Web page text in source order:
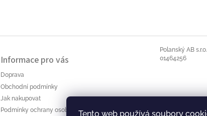
Tento web používá soubory
Informace pro vás
Doprava
Obchodní podmínky
Jak nakupovat
Podmínky ochrany osobních údajů
Polanský AB
01464256